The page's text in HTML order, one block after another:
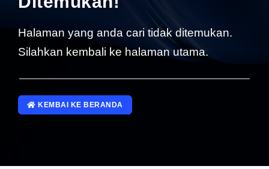
Halaman yang anda cari tidak ditemukan.
Silahkan kembali ke halaman utama.
KEMBAI KE BERANDA